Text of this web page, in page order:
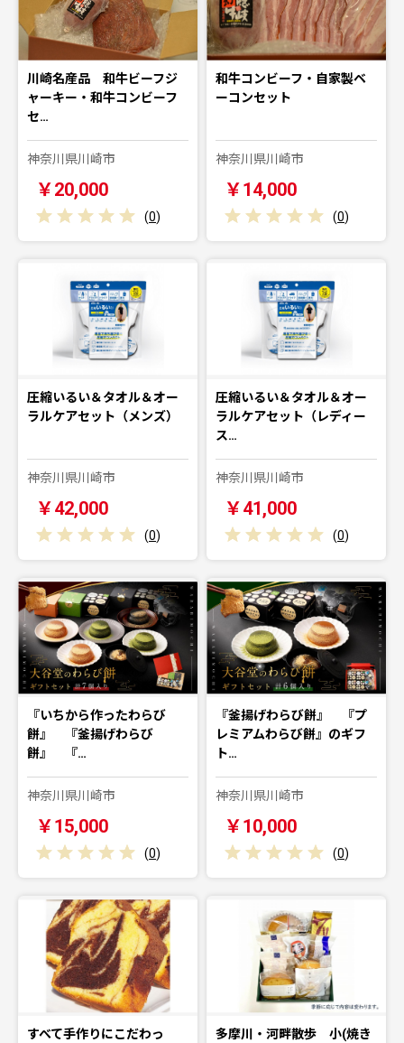
川崎名産品 和牛ビーフジ
ャーキー・和牛コンビーフ
セ…
神奈川県川崎市
￥20,000
(0)
和牛コンビーフ・自家製ベ
ーコンセット
神奈川県川崎市
￥14,000
(0)
圧縮いるい＆タオル＆オー
ラルケアセット（メンズ）
神奈川県川崎市
￥42,000
(0)
圧縮いるい＆タオル＆オー
ラルケアセット（レディー
ス…
神奈川県川崎市
￥41,000
(0)
『いちから作ったわらび
餅』 『釜揚げわらび
餅』 『…
神奈川県川崎市
￥15,000
(0)
『釜揚げわらび餅』 『プ
レミアムわらび餅』のギフ
ト…
神奈川県川崎市
￥10,000
(0)
すべて手作りにこだわっ
多摩川・河畔散歩 小(焼き